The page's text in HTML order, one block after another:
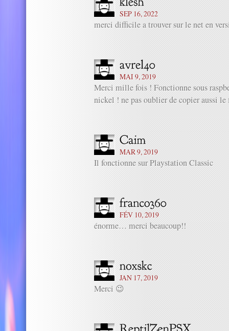
SEP 16, 2022
merci difficile a trouver sur le net en
MAI 9, 2019
Merci mille fois ! Fonctionne sous
nickel ! ne pas oublier de copier aussi le
MAR 9, 2019
Il fonctionne sur Playstation Classic
FÉV 10, 2019
énorme… merci beaucoup!!
JAN 17, 2019
Merci 😉